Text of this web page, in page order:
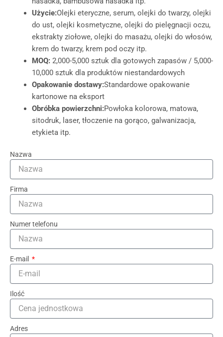
Użycie:Olejki eteryczne, serum, olejki do twarzy, olejki
do ust, olejki kosmetyczne, olejki do pielęgnacji oczu,
ekstrakty ziołowe, olejki do masażu, olejki do włosów,
krem do twarzy, krem pod oczy itp.
MOQ: 2,000-5,000 sztuk dla gotowych zapasów / 5,000-
10,000 sztuk dla produktów niestandardowych
Opakowanie dostawy:Standardowe opakowanie
kartonowe na eksport
Obróbka powierzchni:Powłoka kolorowa, matowa,
sitodruk, laser, tłoczenie na gorąco, galwanizacja,
etykieta itp.
Nazwa
Firma
Numer telefonu
E-mail
Ilość
Adres